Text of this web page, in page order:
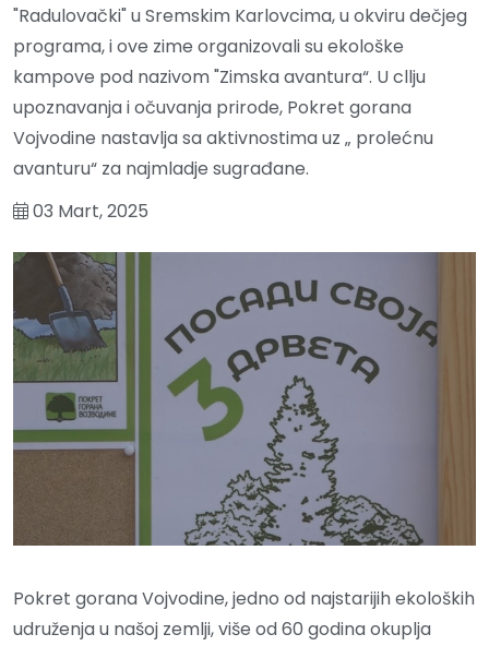
"Radulovački" u Sremskim Karlovcima, u okviru dečjeg
programa, i ove zime organizovali su ekološke
kampove pod nazivom "Zimska avantura“. U cllju
upoznavanja i očuvanja prirode, Pokret gorana
Vojvodine nastavlja sa aktivnostima uz „ prolećnu
avanturu“ za najmladje sugrađane.
03 Mart, 2025
Pokret gorana Vojvodine, jedno od najstarijih ekoloških
udruženja u našoj zemlji, više od 60 godina okuplja